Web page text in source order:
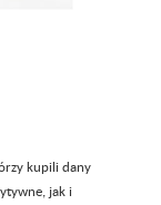
kupili dany
jak i